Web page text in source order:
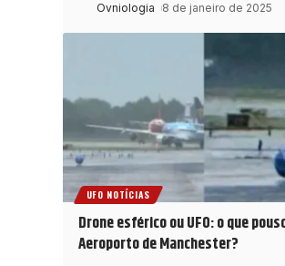
Ovniologia 8 de janeiro de 2025
UFO NOTÍCIAS
Drone esférico ou UFO: o que
Aeroporto de Manchester?